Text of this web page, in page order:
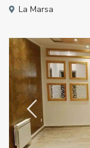
La Marsa